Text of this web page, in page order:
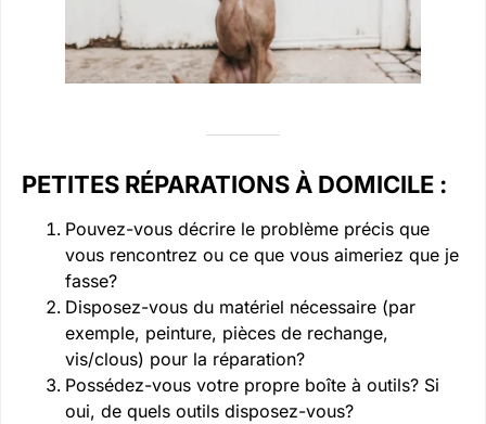
PETITES RÉPARATIONS À DOMICILE :
Pouvez-vous décrire le problème précis que
vous rencontrez ou ce que vous aimeriez que je
fasse?
Disposez-vous du matériel nécessaire (par
exemple, peinture, pièces de rechange,
vis/clous) pour la réparation?
Possédez-vous votre propre boîte à outils? Si
oui, de quels outils disposez-vous?